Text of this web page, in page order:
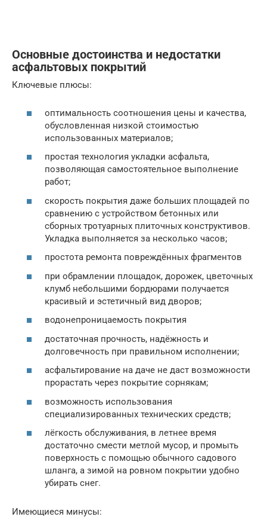
Основные достоинства и недостатки
асфальтовых покрытий
Ключевые плюсы:
оптимальность соотношения цены и качества,
обусловленная низкой стоимостью
использованных материалов;
простая технология укладки асфальта,
позволяющая самостоятельное выполнение
работ;
скорость покрытия даже больших площадей по
сравнению с устройством бетонных или
сборных тротуарных плиточных конструктивов.
Укладка выполняется за несколько часов;
простота ремонта повреждённых фрагментов
при обрамлении площадок, дорожек, цветочных
клумб небольшими бордюрами получается
красивый и эстетичный вид дворов;
водонепроницаемость покрытия
достаточная прочность, надёжность и
долговечность при правильном исполнении;
асфальтирование на даче не даст возможности
прорастать через покрытие сорнякам;
возможность использования
специализированных технических средств;
лёгкость обслуживания, в летнее время
достаточно смести метлой мусор, и промыть
поверхность с помощью обычного садового
шланга, а зимой на ровном покрытии удобно
убирать снег.
Имеющиеся минусы: